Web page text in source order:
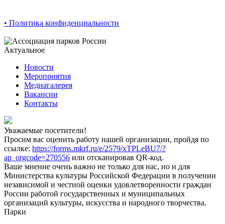
• Политика конфиденциальности
Актуальное
Новости
Мероприятия
Медиагалерея
Вакансии
Контакты
Уважаемые посетители!
Просим вас оценить работу нашей организации, пройдя по
ссылке: https://forms.mkrf.ru/e/2579/xTPLeBU7/?
ap_orgcode=270556 или отсканировав QR-код.
Ваше мнение очень важно не только для нас, но и для
Министерства культуры Российской Федерации в получении
независимой и честной оценки удовлетворенности граждан
России работой государственных и муниципальных
организаций культуры, искусства и народного творчества.
Парки